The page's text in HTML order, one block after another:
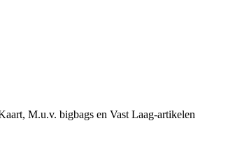
M.u.v. bigbags en Vast Laag-artikelen